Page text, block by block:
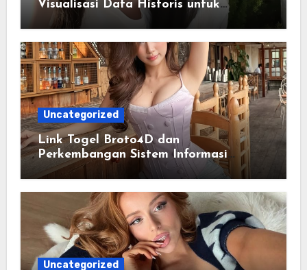
Visualisasi Data Historis untuk
Memahami Informasi Secara Lebih
Terstruktur
Uncategorized
Link Togel Broto4D dan
Perkembangan Sistem Informasi
Digital Masa Kini
Uncategorized